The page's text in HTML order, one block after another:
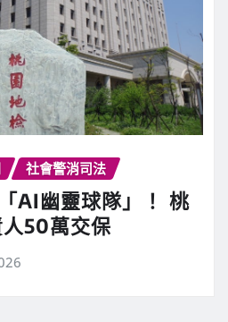
社會警消司法
AI幽靈球隊」！ 桃
50萬交保